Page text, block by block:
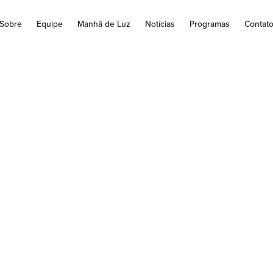
Sobre Equipe Manhã de Luz Notícias Programas Contato